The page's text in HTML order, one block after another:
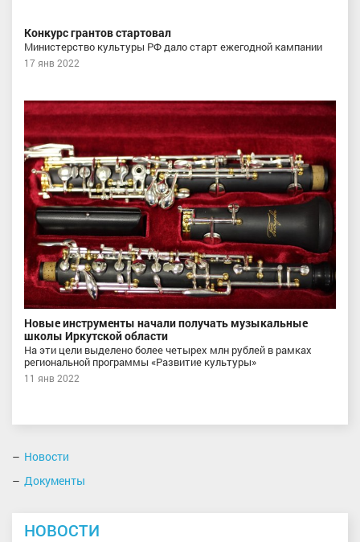
Конкурс грантов стартовал
Министерство культуры РФ дало старт ежегодной кампании
17 янв 2022
Новые инструменты начали получать музыкальные
школы Иркутской области
На эти цели выделено более четырех млн рублей в рамках
региональной программы «Развитие культуры»
11 янв 2022
Новости
Документы
НОВОСТИ